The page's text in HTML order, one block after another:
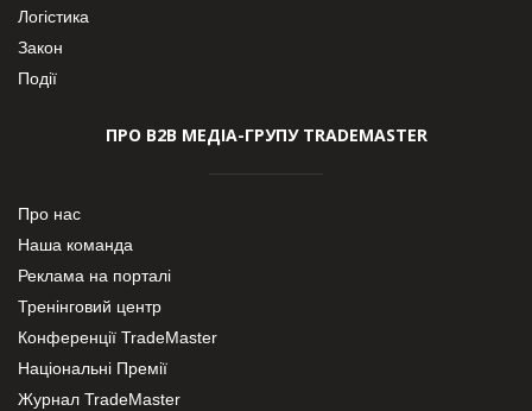
Логістика
Закон
Події
ПРО В2В МЕДІА-ГРУПУ TRADEMASTER
Про нас
Наша команда
Реклама на порталі
Тренінговий центр
Конференції TradeMaster
Національні Премії
Журнал TradeMaster